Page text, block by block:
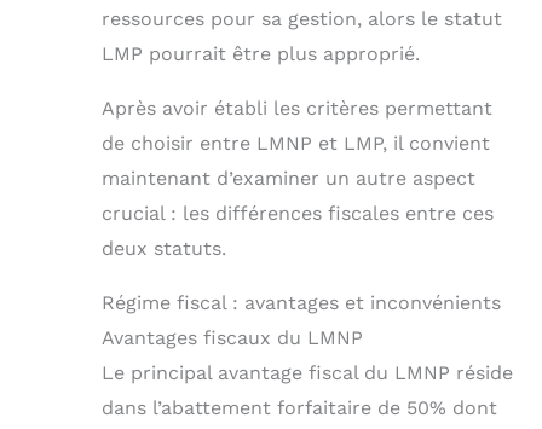
ressources pour sa gestion, alors le statut
LMP pourrait être plus approprié.
Après avoir établi les critères permettant
de choisir entre LMNP et LMP, il convient
maintenant d’examiner un autre aspect
crucial : les différences fiscales entre ces
deux statuts.
Régime fiscal : avantages et inconvénients
Avantages fiscaux du LMNP
Le principal avantage fiscal du LMNP réside
dans l’abattement forfaitaire de 50% dont